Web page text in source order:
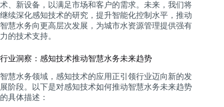
术、新设备，以满足市场和客户的需求。未来，我们将
继续深化感知技术的研究，提升智能化控制水平，推动
智慧水务向更高层次发展，为城市水资源管理提供强有
力的技术支持。
行业洞察：感知技术推动智慧水务未来趋势
智慧水务领域，感知技术的应用正引领行业迈向新的发
展阶段。以下是对感知技术如何推动智慧水务未来趋势
的具体描述：